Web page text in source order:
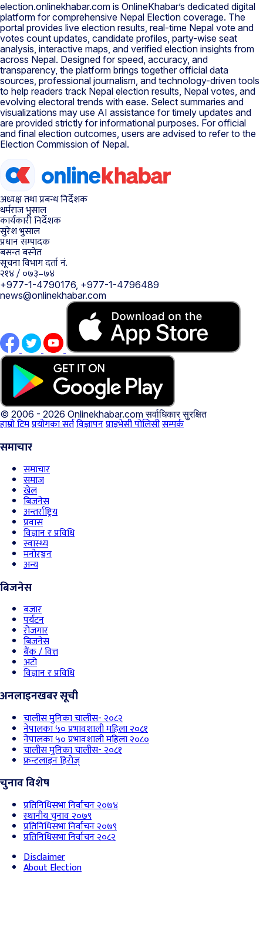
election.onlinekhabar.com is OnlineKhabar’s dedicated digital
platform for comprehensive Nepal Election coverage. The
portal provides live election results, real-time Nepal vote and
votes count updates, candidate profiles, party-wise seat
analysis, interactive maps, and verified election insights from
across Nepal. Designed for speed, accuracy, and
transparency, the platform brings together official data
sources, professional journalism, and technology-driven tools
to help readers track Nepal election results, Nepal votes, and
evolving electoral trends with ease. Select summaries and
visualizations may use AI assistance for timely updates and
are provided strictly for informational purposes. For official
and final election outcomes, users are advised to refer to the
Election Commission of Nepal.
अध्यक्ष तथा प्रबन्ध निर्देशक
धर्मराज भुसाल
कार्यकारी निर्देशक
सुरेश भुसाल
प्रधान सम्पादक
बसन्त बस्नेत
सूचना विभाग दर्ता नं.
२१४ / ०७३–७४
+977-1-4790176, +977-1-4796489
news@onlinekhabar.com
© 2006 - 2026 Onlinekhabar.comसर्वाधिकार सुरक्षित
हाम्रो टिमप्रयोगका सर्तविज्ञापनप्राइभेसी पोलिसीसम्पर्क
समाचार
समाचार
समाज
खेल
बिजनेस
अन्तर्राष्ट्रिय
प्रवास
विज्ञान र प्रविधि
स्वास्थ्य
मनोरञ्जन
अन्य
बिजनेस
बजार
पर्यटन
रोजगार
बिजनेस
बैंक / वित्त
अटो
विज्ञान र प्रविधि
अनलाइनखबर सूची
चालीस मुनिका चालीस- २०८२
नेपालका ५० प्रभावशाली महिला २०८१
नेपालका ५० प्रभावशाली महिला २०८०
चालीस मुनिका चालीस- २०८१
फ्रन्टलाइन हिरोज्
चुनाव विशेष
प्रतिनिधिसभा निर्वाचन २०७४
स्थानीय चुनाव २०७९
प्रतिनिधिसभा निर्वाचन २०७९
प्रतिनिधिसभा निर्वाचन २०८२
Disclaimer
About Election